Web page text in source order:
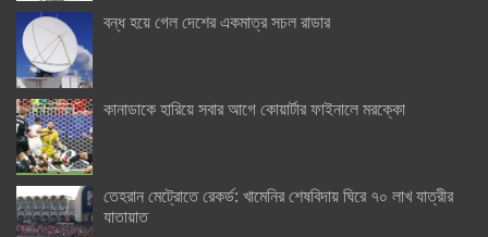
বন্ধ হয়ে গেল দেশের একমাত্র সচল রাডার
কানাডাকে হারিয়ে সবার আগে কোয়ার্টার ফাইনালে মরক্কো
তেহরান মেট্রোতে রেকর্ড: খামেনির শেষবিদায় ঘিরে ৭০ লাখ যাত্রীর
যাতায়াত